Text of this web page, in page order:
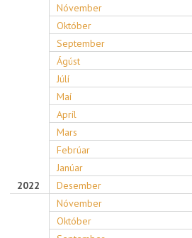
Nóvember
Október
September
Ágúst
Júlí
Maí
Apríl
Mars
Febrúar
Janúar
2022
Desember
Nóvember
Október